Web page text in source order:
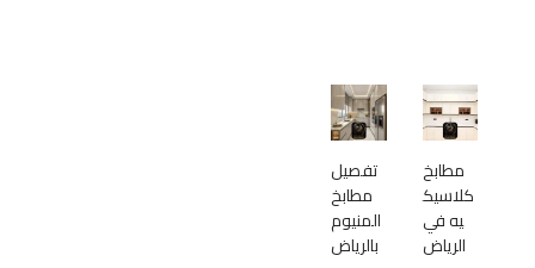
مطابخ
كلاسيك
يه في
الرياض
تفصيل
مطابخ
المنيوم
بالرياض